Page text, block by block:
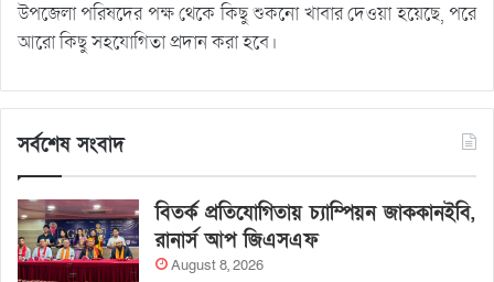
উপজেলা পরিষদের পক্ষ থেকে কিছু শুকনো খাবার দেওয়া হয়েছে, পরে
আরো কিছু সহযোগিতা প্রদান করা হবে।
সর্বশেষ সংবাদ
বিতর্ক প্রতিযোগিতায় চ্যাম্পিয়ন জাককানইবি,
রানার্স আপ জিএসএফ
August 8, 2026